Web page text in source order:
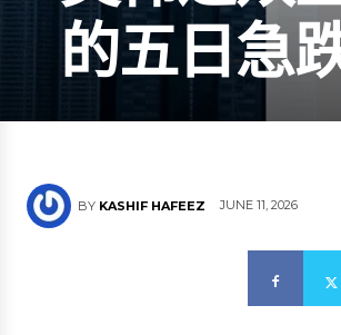
的五日急
BY KASHIF HAFEEZ JUNE 11, 2026